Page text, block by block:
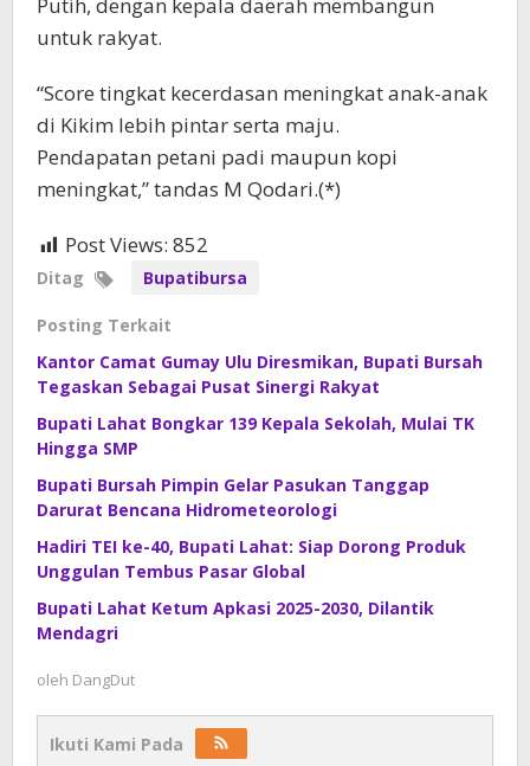
Putih, dengan kepala daerah membangun
untuk rakyat.
“Score tingkat kecerdasan meningkat anak-anak
di Kikim lebih pintar serta maju.
Pendapatan petani padi maupun kopi
meningkat,” tandas M Qodari.(*)
Post Views: 852
Ditag Bupatibursa
Posting Terkait
Kantor Camat Gumay Ulu Diresmikan, Bupati Bursah
Tegaskan Sebagai Pusat Sinergi Rakyat
Bupati Lahat Bongkar 139 Kepala Sekolah, Mulai TK
Hingga SMP
Bupati Bursah Pimpin Gelar Pasukan Tanggap
Darurat Bencana Hidrometeorologi
Hadiri TEI ke-40, Bupati Lahat: Siap Dorong Produk
Unggulan Tembus Pasar Global
Bupati Lahat Ketum Apkasi 2025-2030, Dilantik
Mendagri
oleh DangDut
Ikuti Kami Pada